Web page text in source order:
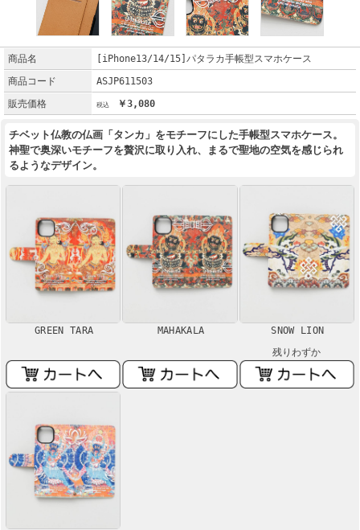
商品名
[iPhone13/14/15]パタラカ手帳型スマホケース
商品コード
ASJP611503
販売価格
￥3,080
チベット仏教の仏画「タンカ」をモチーフにした手帳型スマホケース。
神聖で奥深いモチーフを贅沢に取り入れ、まるで聖地の空気を感じられ
るようなデザイン。
GREEN TARA MAHAKALA
SNOW LION
残りわずか